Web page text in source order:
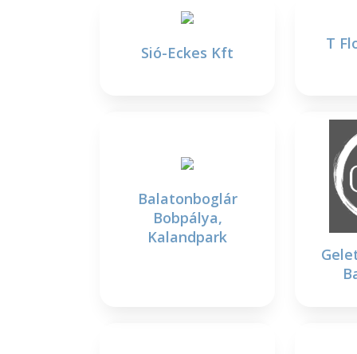
Sió-Eckes Kft T
Balatonboglár
Bobpálya,
Kalandpark